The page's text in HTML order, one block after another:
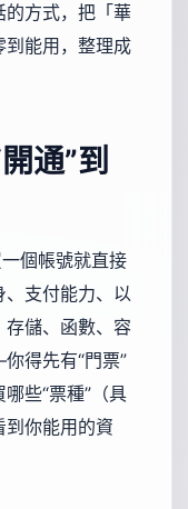
的方式，把「華
到能用，整理成
通”到
個帳號就直接
支付能力、以
存儲、函數、容
得先有“門票”
些“票種”（具
到你能用的資